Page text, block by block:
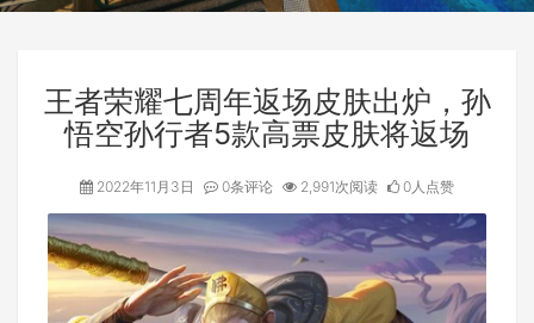
王者荣耀七周年返场皮肤出炉，孙
悟空孙行者5款高票皮肤将返场
2022年11月3日 0条评论 2,991次阅读 0人点赞